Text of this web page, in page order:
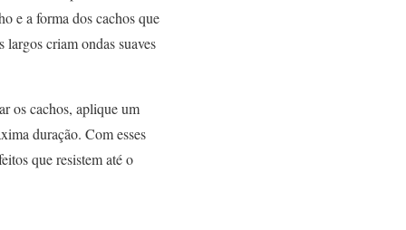
e a forma dos cachos que
largos criam ondas suaves
os cachos, aplique um
duração. Com esses
que resistem até o